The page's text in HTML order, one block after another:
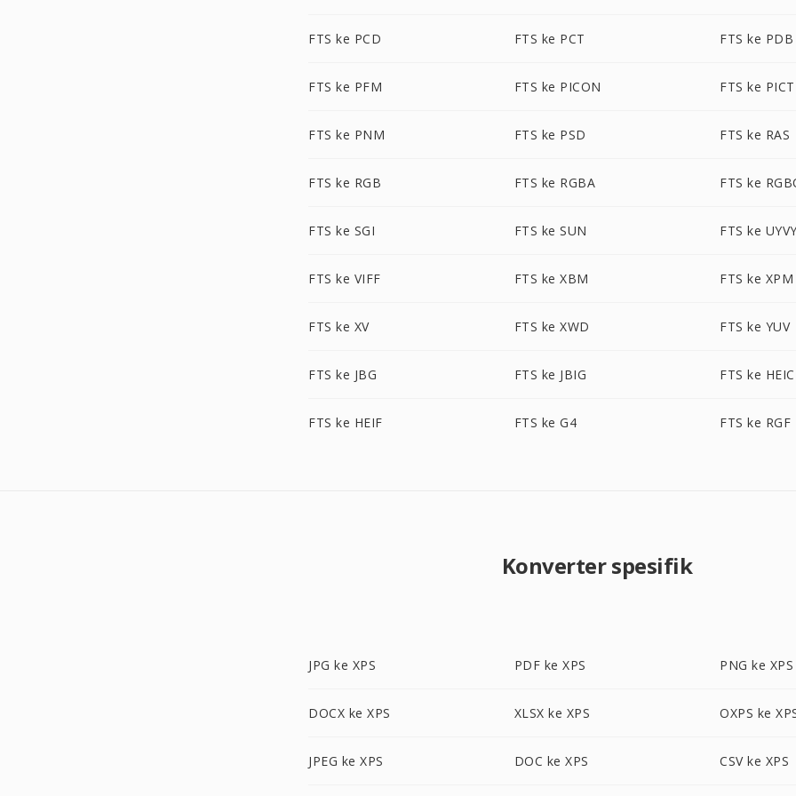
FTS ke PCD FTS ke PCT FTS ke PDB
FTS ke PFM FTS ke PICON FTS ke PICT
FTS ke PNM FTS ke PSD FTS ke RAS
FTS ke RGB FTS ke RGBA FTS ke
FTS ke SGI FTS ke SUN FTS ke
FTS ke VIFF FTS ke XBM FTS ke XPM
FTS ke XV FTS ke XWD FTS ke YUV
FTS ke JBG FTS ke JBIG FTS ke HEIC
FTS ke HEIF FTS ke G4 FTS ke RGF
Konverter spesifik
JPG ke XPS PDF ke XPS PNG ke XPS
DOCX ke XPS XLSX ke XPS OXPS ke
JPEG ke XPS DOC ke XPS CSV ke XPS